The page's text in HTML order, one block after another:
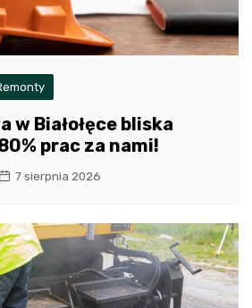
w Białołęce bliska
prac za nami!
7 sierpnia 2026